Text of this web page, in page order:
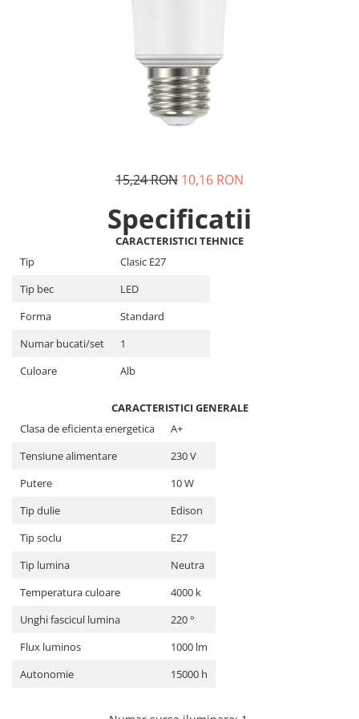
15,24 RON 10,16 RON
Specificatii
CARACTERISTICI TEHNICE
Tip
Clasic E27
Tip bec
LED
Forma
Standard
Numar bucati/set
1
Culoare
Alb
CARACTERISTICI GENERALE
Clasa de eficienta energetica
A+
Tensiune alimentare
230 V
Putere
10 W
Tip dulie
Edison
Tip soclu
E27
Tip lumina
Neutra
Temperatura culoare
4000 k
Unghi fascicul lumina
220 °
Flux luminos
1000 lm
Autonomie
15000 h